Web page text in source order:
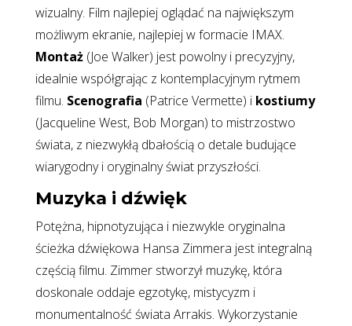
wizualny. Film najlepiej oglądać na największym
możliwym ekranie, najlepiej w formacie IMAX.
Montaż(Joe Walker) jest powolny i precyzyjny,
idealnie współgrając z kontemplacyjnym rytmem
filmu. Scenografia (Patrice Vermette) i kostiumy
(Jacqueline West, Bob Morgan) to mistrzostwo
świata, z niezwykłą dbałością o detale budujące
wiarygodny i oryginalny świat przyszłości.
Muzyka i dźwięk
Potężna, hipnotyzująca i niezwykle oryginalna
ścieżka dźwiękowa Hansa Zimmera jest integralną
częścią filmu. Zimmer stworzył muzykę, która
doskonale oddaje egzotykę, mistycyzm i
monumentalność świata Arrakis. Wykorzystanie